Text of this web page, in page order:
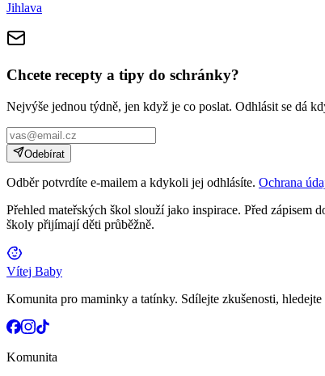
Jihlava
Chcete recepty a tipy do schránky?
Nejvýše jednou týdně, jen když je co poslat. Odhlásit se dá
Odebírat
Odběr potvrdíte e-mailem a kdykoli jej odhlásíte. Ochrana
Přehled mateřských škol slouží jako inspirace. Před zápisem
školy přijímají děti průběžně.
Vítej Baby
Komunita pro maminky a tatínky. Sdílejte zkušenosti,
Komunita